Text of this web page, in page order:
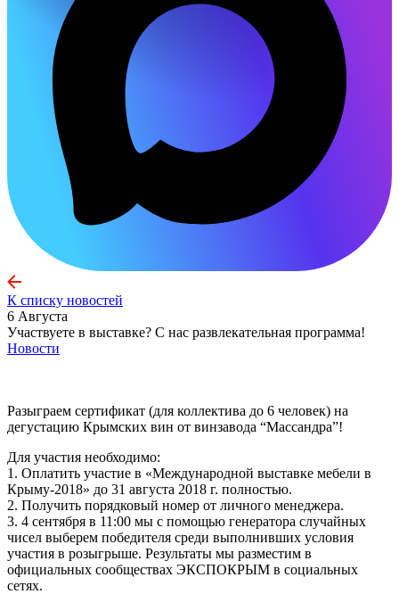
К списку новостей
6 Августа
Участвуете в выставке? С нас развлекательная программа!
Новости
Разыграем сертификат (для коллектива до 6 человек) на
дегустацию Крымских вин от винзавода “Массандра”!
Для участия необходимо:
1. Оплатить участие в «Международной выставке мебели в
Крыму-2018» до 31 августа 2018 г. полностью.
2. Получить порядковый номер от личного менеджера.
3. 4 сентября в 11:00 мы с помощью генератора случайных
чисел выберем победителя среди выполнивших условия
участия в розыгрыше. Результаты мы разместим в
официальных сообществах ЭКСПОКРЫМ в социальных
сетях.